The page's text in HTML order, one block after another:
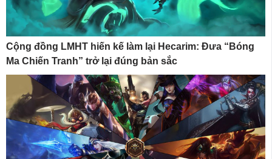
Cộng đồng LMHT hiến kế làm lại Hecarim: Đưa “Bóng
Ma Chiến Tranh” trở lại đúng bản sắc